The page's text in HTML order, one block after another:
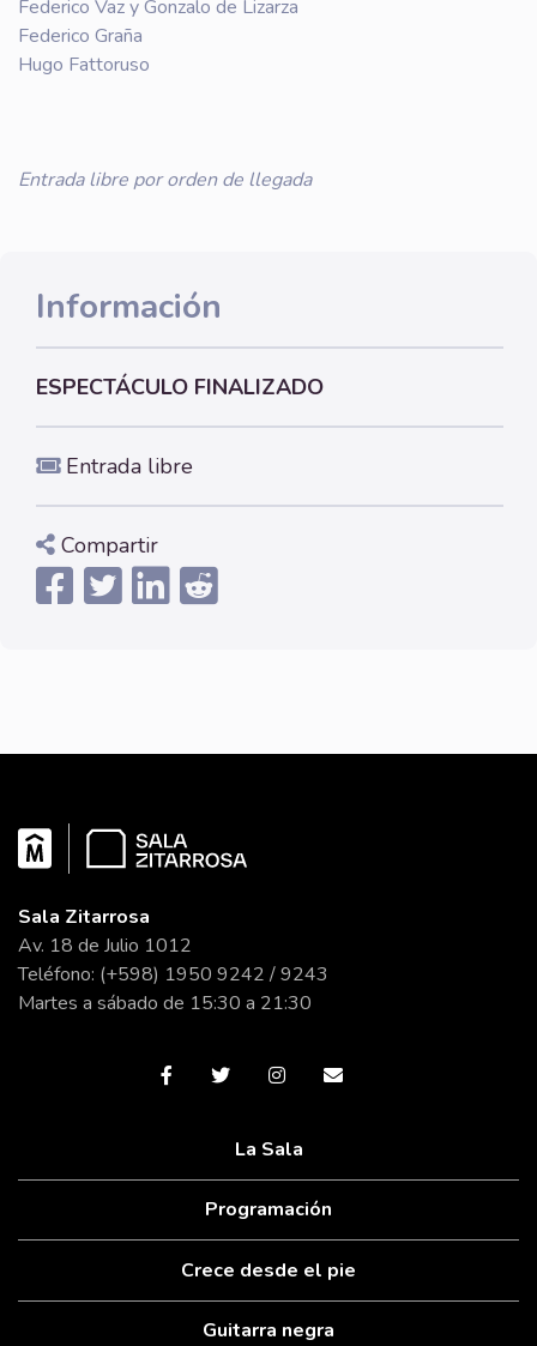
Federico Vaz y Gonzalo de Lizarza
Federico Graña
Hugo Fattoruso
Entrada libre por orden de llegada
Información
ESPECTÁCULO FINALIZADO
Entrada libre
Compartir
Sala Zitarrosa
Av. 18 de Julio 1012
Teléfono: (+598) 1950 9242 / 9243
Martes a sábado de 15:30 a 21:30
La Sala
Programación
Crece desde el pie
Guitarra negra